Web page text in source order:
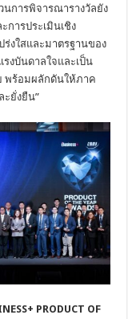
การพิจารณารางวัลยัง
ารประเมินเชิง
งใสและมาตรฐานของ
งบันดาลใจและเป็น
พร้อมผลักดันให้ภาค
ยั่งยืน”
PRODUCT OF